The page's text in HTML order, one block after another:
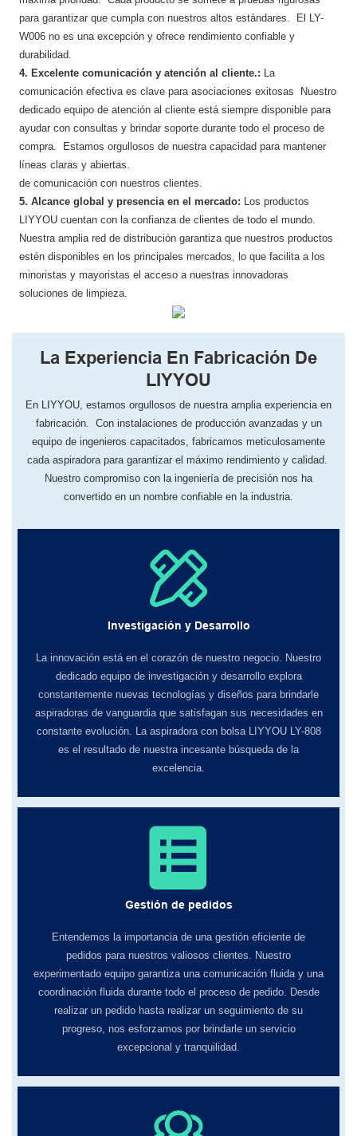
para garantizar que cumpla con nuestros altos estándares. El LY-
W006 no es una excepción y ofrece rendimiento confiable y
durabilidad.
4. Excelente comunicación y atención al cliente.:
La
comunicación efectiva es clave para asociaciones exitosas Nuestro
dedicado equipo de atención al cliente está siempre disponible para
ayudar con consultas y brindar soporte durante todo el proceso de
compra. Estamos orgullosos de nuestra capacidad para mantener
líneas claras y abiertas.
de comunicación con nuestros clientes.
5. Alcance global y presencia en el mercado:
Los productos
LIYYOU cuentan con la confianza de clientes de todo el mundo.
Nuestra amplia red de distribución garantiza que nuestros productos
estén disponibles en los principales mercados, lo que facilita a los
minoristas y mayoristas el acceso a nuestras innovadoras
soluciones de limpieza.
La Experiencia En Fabricación De
LIYYOU
En LIYYOU, ​​estamos orgullosos de nuestra amplia experiencia en
fabricación. Con instalaciones de producción avanzadas y un
equipo de ingenieros capacitados, fabricamos meticulosamente
cada aspiradora para garantizar el máximo rendimiento y calidad.
Nuestro compromiso con la ingeniería de precisión nos ha
convertido en un nombre confiable en la industria.
Investigación y Desarrollo
La innovación está en el corazón de nuestro negocio. Nuestro
dedicado equipo de investigación y desarrollo explora
constantemente nuevas tecnologías y diseños para brindarle
aspiradoras de vanguardia que satisfagan sus necesidades en
constante evolución. La aspiradora con bolsa LIYYOU LY-808
es el resultado de nuestra incesante búsqueda de la
excelencia.
Gestión de pedidos
Entendemos la importancia de una gestión eficiente de
pedidos para nuestros valiosos clientes. Nuestro
experimentado equipo garantiza una comunicación fluida y una
coordinación fluida durante todo el proceso de pedido. Desde
realizar un pedido hasta realizar un seguimiento de su
progreso, nos esforzamos por brindarle un servicio
excepcional y tranquilidad.